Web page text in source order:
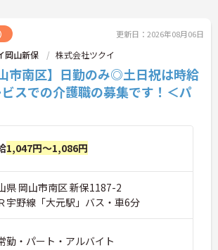
更新日：2026年08月06日
岡山新保 株式会社ツクイ
市南区】日勤のみ◎土日祝は時給
スでの介護職の募集です！＜パ
1,047円～1,086円
県 岡山市南区 新保1187-2
宇野線「大元駅」バス・車6分
勤・パート・アルバイト